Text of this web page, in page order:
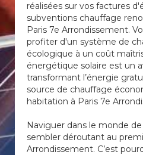
réalisées sur vos factures
subventions chauffage
Paris 7e Arrondissement.
profiter d'un système de
écologique à un coût
énergétique solaire est un
transformant l’énergie
source de chauffage
habitation à Paris 7e
Naviguer dans le monde
sembler déroutant au
Arrondissement. C’est